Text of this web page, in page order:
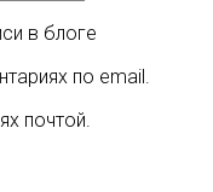
в блоге
по email.
почтой.